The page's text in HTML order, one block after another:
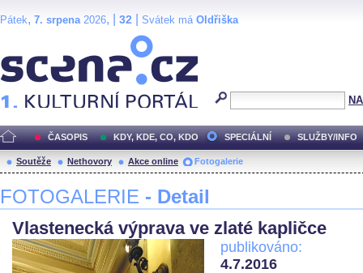
Pátek, 7. srpena2026, | 32 Svátek má Oldřiška
ČASOPIS KDY, KDE, CO, KDO SPECIÁLNÍ SLUŽBY/INFO
Soutěže Nethovory Akce online Fotogalerie
FOTOGALERIE - Detail
Vlastenecká výprava ve zlaté kapličce
publikováno:
4.7.2016